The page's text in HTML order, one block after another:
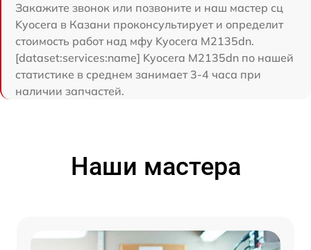
Закажите звонок или позвоните и наш мастер сц
Kyocera в Казани проконсультирует и определит
стоимость работ над мфу Kyocera M2135dn.
[dataset:services:name] Kyocera M2135dn по нашей
статистике в среднем занимает 3-4 часа при
наличии запчастей.
Наши мастера